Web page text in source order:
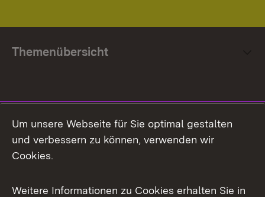
Themenübersicht
Facebook
X / Twitter
Um unsere Webseite für Sie optimal gestalten
und verbessern zu können, verwenden wir
Cookies.
Weitere Informationen zu Cookies erhalten Sie in